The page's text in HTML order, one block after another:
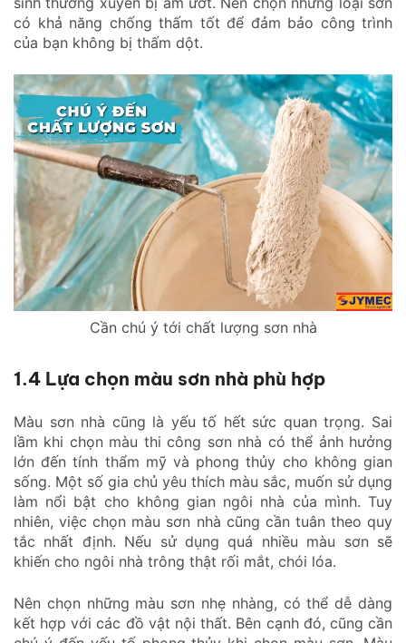
có khả năng chống thấm tốt để đảm bảo công trình
của bạn không bị thấm dột.
Cần chú ý tới chất lượng sơn nhà
1.4 Lựa chọn màu sơn nhà phù hợp
Màu sơn nhà cũng là yếu tố hết sức quan trọng. Sai
lầm khi chọn màu thi công sơn nhà có thể ảnh hưởng
lớn đến tính thẩm mỹ và phong thủy cho không gian
sống. Một số gia chủ yêu thích màu sắc, muốn sử dụng
làm nổi bật cho không gian ngôi nhà của mình. Tuy
nhiên, việc chọn màu sơn nhà cũng cần tuân theo quy
tắc nhất định. Nếu sử dụng quá nhiều màu sơn sẽ
khiến cho ngôi nhà trông thật rối mắt, chói lóa.
Nên chọn những màu sơn nhẹ nhàng, có thể dễ dàng
kết hợp với các đồ vật nội thất. Bên cạnh đó, cũng cần